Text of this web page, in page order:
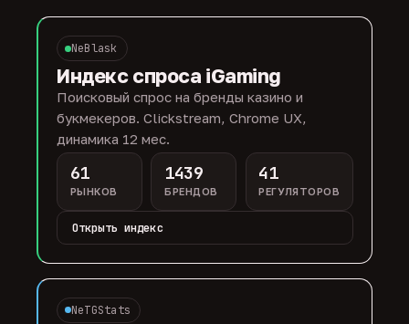
NeBlask
Индекс спроса iGaming
Поисковый спрос на бренды казино и
букмекеров. Clickstream, Chrome UX,
динамика 12 мес.
61
РЫНКОВ
1439
БРЕНДОВ
41
РЕГУЛЯТОРОВ
Открыть индекс
NeTGStats